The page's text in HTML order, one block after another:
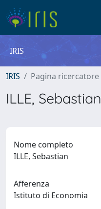
IRIS
IRIS Pagina ricercatore
ILLE, Sebastian
Nome completo
ILLE, Sebastian
Afferenza
Istituto di Economia